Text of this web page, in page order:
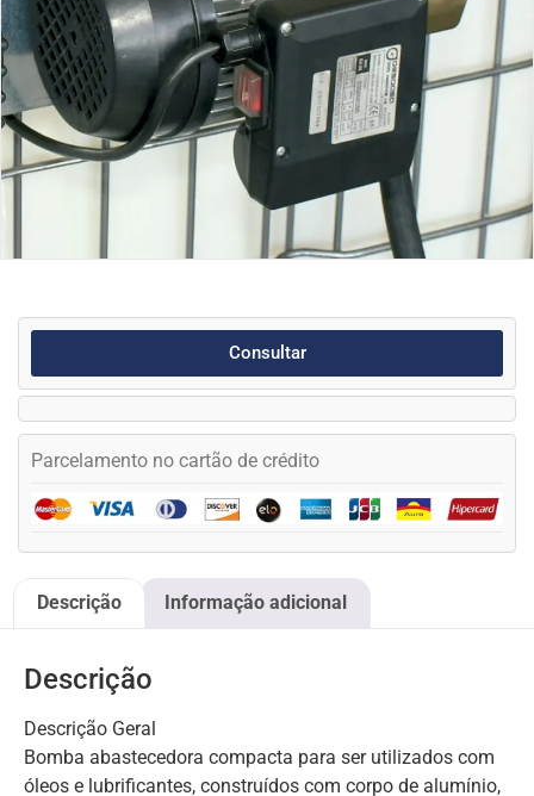
Consultar
Parcelamento no cartão de crédito
Descrição Informação adicional
Descrição
Descrição Geral
Bomba abastecedora compacta para ser utilizados com
óleos e lubrificantes, construídos com corpo de alumínio,